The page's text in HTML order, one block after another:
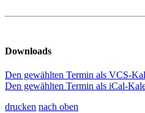
Downloads
Den gewählten Termin als VCS-
Den gewählten Termin als iCal-
drucken nach oben